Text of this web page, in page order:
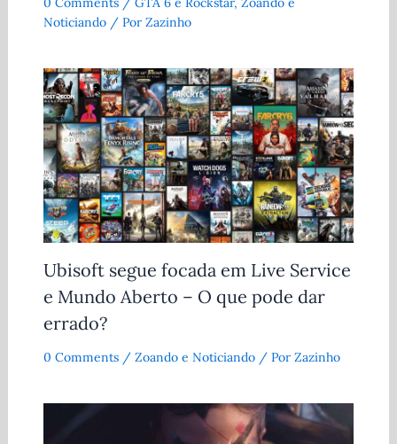
Noticiando/ Por Zazinho
Ubisoft segue focada em Live Service
e Mundo Aberto – O que pode dar
errado?
0 Comments / Zoando e Noticiando/ Por Zazinho